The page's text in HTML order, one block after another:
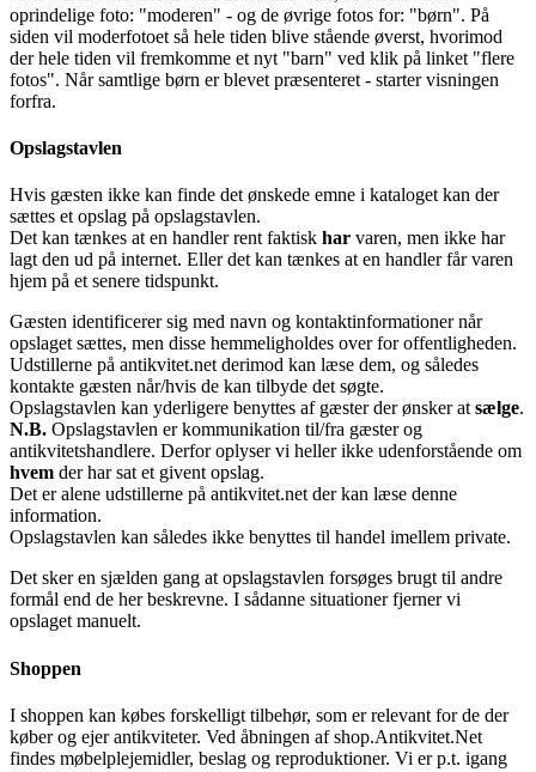
oprindelige foto: "moderen" - og de øvrige fotos for: "børn". På
siden vil moderfotoet så hele tiden blive stående øverst, hvorimod
der hele tiden vil fremkomme et nyt "barn" ved klik på linket "flere
fotos". Når samtlige børn er blevet præsenteret - starter visningen
forfra.
Opslagstavlen
Hvis gæsten ikke kan finde det ønskede emne i kataloget kan der
sættes et opslag på opslagstavlen.
Det kan tænkes at en handler rent faktisk har varen, men ikke har
lagt den ud på internet. Eller det kan tænkes at en handler får varen
hjem på et senere tidspunkt.
Gæsten identificerer sig med navn og kontaktinformationer når
opslaget sættes, men disse hemmeligholdes over for offentligheden.
Udstillerne på antikvitet.net derimod kan læse dem, og således
kontakte gæsten når/hvis de kan tilbyde det søgte.
Opslagstavlen kan yderligere benyttes af gæster der ønsker at sælge.
N.B. Opslagstavlen er kommunikation til/fra gæster og
antikvitetshandlere. Derfor oplyser vi heller ikke udenforstående om
hvem der har sat et givent opslag.
Det er alene udstillerne på antikvitet.net der kan læse denne
information.
Opslagstavlen kan således ikke benyttes til handel imellem private.
Det sker en sjælden gang at opslagstavlen forsøges brugt til andre
formål end de her beskrevne. I sådanne situationer fjerner vi
opslaget manuelt.
Shoppen
I shoppen kan købes forskelligt tilbehør, som er relevant for de der
køber og ejer antikviteter. Ved åbningen af shop.Antikvitet.Net
findes møbelplejemidler, beslag og reproduktioner. Vi er p.t. igang